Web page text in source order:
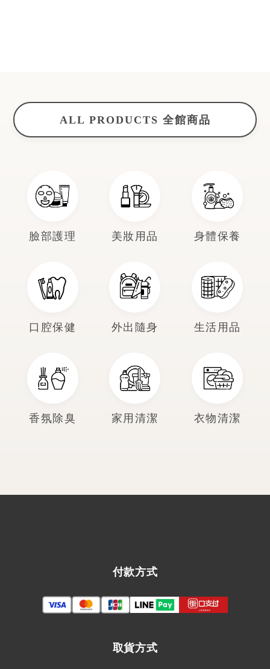
ALL PRODUCTS 全館商品
臉部護理 美妝用品 身體保養
口腔保健 外出隨身 生活用品
香氛除臭 家用清潔 衣物清潔
付款方式
取貨方式